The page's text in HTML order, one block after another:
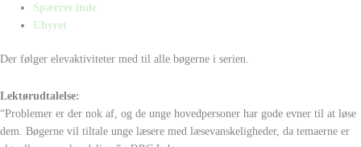
Spærret inde
Uhyret
Der følger elevaktiviteter med til alle bøgerne i serien.
Lektørudtalelse:
“Problemer er der nok af, og de unge hovedpersoner har gode evner til at løse
dem. Bøgerne vil tiltale unge læsere med læsevanskeligheder, da temaerne er